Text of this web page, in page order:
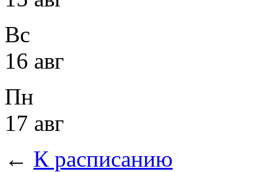
Вс
16 авг
Пн
17 авг
← К расписанию